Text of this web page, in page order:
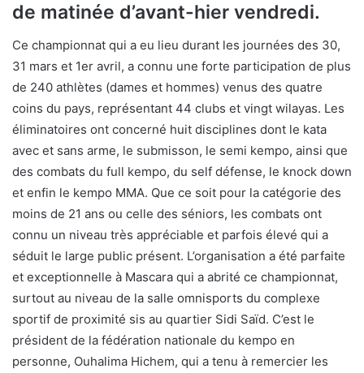
de matinée d’avant-hier vendredi.
Ce championnat qui a eu lieu durant les journées des 30,
31 mars et 1er avril, a connu une forte participation de plus
de 240 athlètes (dames et hommes) venus des quatre
coins du pays, représentant 44 clubs et vingt wilayas. Les
éliminatoires ont concerné huit disciplines dont le kata
avec et sans arme, le submisson, le semi kempo, ainsi que
des combats du full kempo, du self défense, le knock down
et enfin le kempo MMA. Que ce soit pour la catégorie des
moins de 21 ans ou celle des séniors, les combats ont
connu un niveau très appréciable et parfois élevé qui a
séduit le large public présent. L’organisation a été parfaite
et exceptionnelle à Mascara qui a abrité ce championnat,
surtout au niveau de la salle omnisports du complexe
sportif de proximité sis au quartier Sidi Saïd. C’est le
président de la fédération nationale du kempo en
personne, Ouhalima Hichem, qui a tenu à remercier les